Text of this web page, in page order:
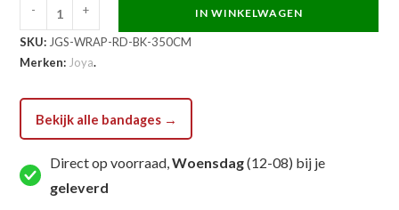
Strike
Bandages
aantal
- + IN WINKELWAGEN
SKU: JGS-WRAP-RD-BK-350CM
Merken: Joya.
Bekijk alle bandages →
Direct op voorraad,Woensdag(12-08) bij je
geleverd